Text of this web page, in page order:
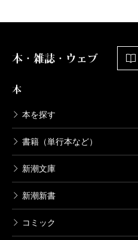
本・雑誌・ウェブ
本
本を探す
書籍（単行本など）
新潮文庫
新潮新書
コミック